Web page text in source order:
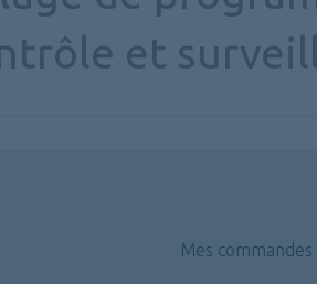
et
Mes commandes